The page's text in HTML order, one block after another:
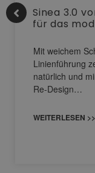
Sinea 3.0
für das
Mit weichem
Linienführung
natürlich und
Re-Design…
WEITERLESEN >>